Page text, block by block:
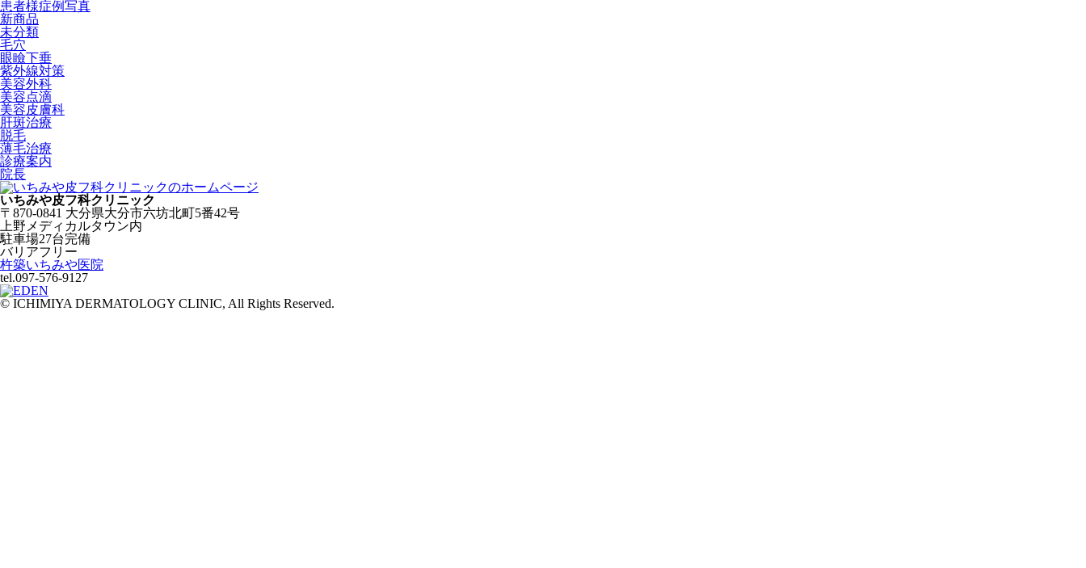
患者様症例写真
新商品
未分類
毛穴
眼瞼下垂
紫外線対策
美容外科
美容点滴
美容皮膚科
肝斑治療
脱毛
薄毛治療
診療案内
院長
いちみや皮フ科クリニック
〒870-0841 大分県大分市六坊北町5番42号
上野メディカルタウン内
駐車場27台完備
バリアフリー
杵築いちみや医院
tel.097-576-9127
© ICHIMIYA DERMATOLOGY CLINIC, All Rights Reserved.